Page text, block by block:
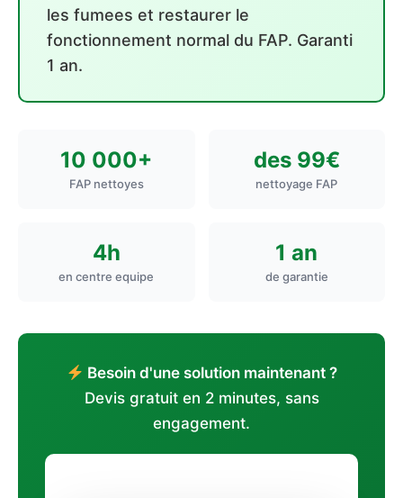
les fumees et restaurer le
fonctionnement normal du FAP. Garanti
1 an.
10 000+
FAP nettoyes
des 99€
nettoyage FAP
4h
en centre equipe
1 an
de garantie
Besoin d'une solution maintenant ?
Devis gratuit en 2 minutes, sans
engagement.